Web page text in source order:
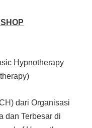
Hypnotherapy
dari Organisasi
dan Terbesar di